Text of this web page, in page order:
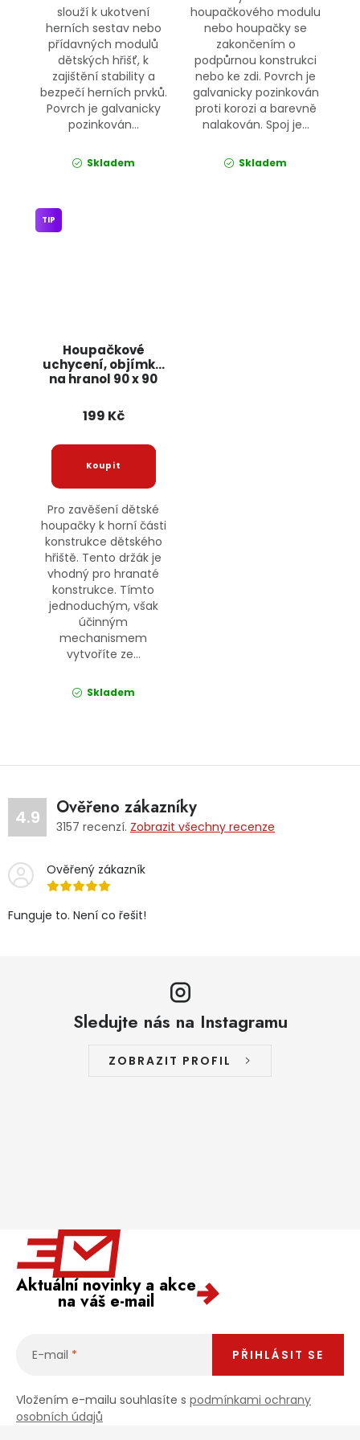
slouží k ukotvení
herních sestav nebo
přídavných modulů
dětských hřišť, k
zajištění stability a
bezpečí herních prvků.
Povrch je galvanicky
pozinkován...
Skladem
houpačkového modulu
nebo houpačky se
zakončením o
podpůrnou konstrukci
nebo ke zdi. Povrch je
galvanicky pozinkován
proti korozi a barevně
nalakován. Spoj je...
Skladem
Houpačkové
uchycení, objímka
na hranol 90 x 90
TIP
199 Kč
Pro zavěšení dětské
houpačky k horní části
konstrukce dětského
hřiště. Tento držák je
vhodný pro hranaté
konstrukce. Tímto
jednoduchým, však
účinným
mechanismem
vytvoříte ze...
Skladem
4.9 Ověřeno zákazníky
3157 recenzí. Zobrazit všechny recenze
Ověřený zákazník
Funguje to. Není co řešit!
Sledujte nás na Instagramu
ZOBRAZIT PROFIL
Aktuální novinky a akce
na váš e-mail
E-mail
Vložením e-mailu souhlasíte s podmínkami ochrany
osobních údajů
PŘIHLÁSIT SE